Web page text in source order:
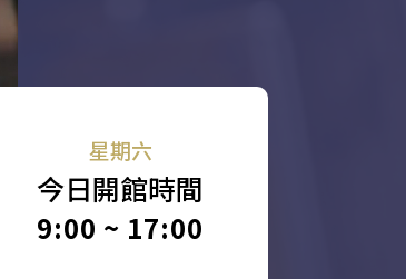
星期六
今日開館時間
9:00 ~ 17:00